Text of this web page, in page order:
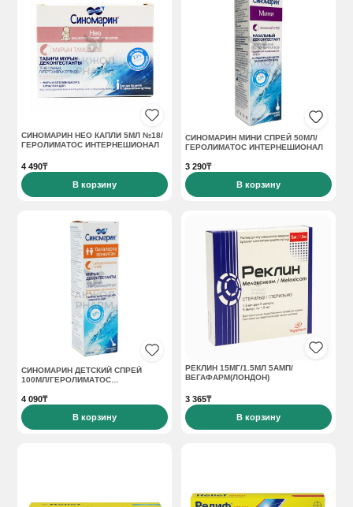
СИНОМАРИН НЕО КАПЛИ 5МЛ №18/
ГЕРОЛИМАТОС ИНТЕРНЕШИОНАЛ
4 490₸
В корзину
СИНОМАРИН МИНИ СПРЕЙ 50МЛ/
ГЕРОЛИМАТОС ИНТЕРНЕШИОНАЛ
3 290₸
В корзину
СИНОМАРИН ДЕТСКИЙ СПРЕЙ
100МЛ/ГЕРОЛИМАТОС
4 090₸
В корзину
РЕКЛИН 15МГ/1.5МЛ 5АМП/
ВЕГАФАРМ(ЛОНДОН)
3 365₸
В корзину